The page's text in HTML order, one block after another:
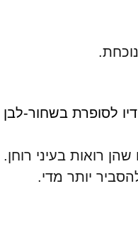
רואות בעיני רוחן.
יותר מדי.